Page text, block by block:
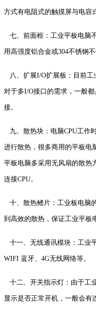
方式有电阻式的触摸屏与电容
七、前面框：工业平板电脑
用高强度铝合金或304不锈钢不
八、扩展I/O扩展板：目前工
对于多I/O接口的需求，一般
接。
九、散热块：电脑CPU工作
进行散热，很多商用的平板电
平板电脑多采用无风扇的散热
连接CPU。
十、散热鳍片：工业板电脑
到高效的散热，保证工业平板
十一、无线通讯模块：工业
WIFI 蓝牙、4G无线网络等。
十二、开关指示灯：由于工
显示是否正常开机，一般会有